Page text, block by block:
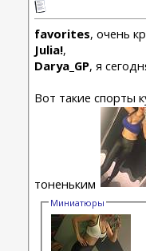
favorites, очень
Julia!,
Darya_GP, я
Вот такие спорты
тоненьким
Миниатюры